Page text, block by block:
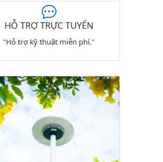
HỖ TRỢ TRỰC TUYẾN
"Hỗ trợ kỹ thuật miễn phí."